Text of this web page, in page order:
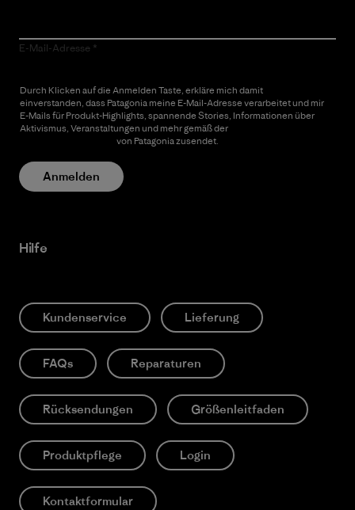
E-Mail-Adresse
Durch Klicken auf die Anmelden Taste, erkläre mich damit
einverstanden, dass Patagonia meine E-Mail-Adresse verarbeitet und mir
E-Mails für Produkt-Highlights, spannende Stories, Informationen über
Aktivismus, Veranstaltungen und mehr gemäß der
von Patagonia zusendet.
Anmelden
Hilfe
Kundenservice Lieferung
FAQs Reparaturen
Rücksendungen Größenleitfaden
Produktpflege Login
Kontaktformular